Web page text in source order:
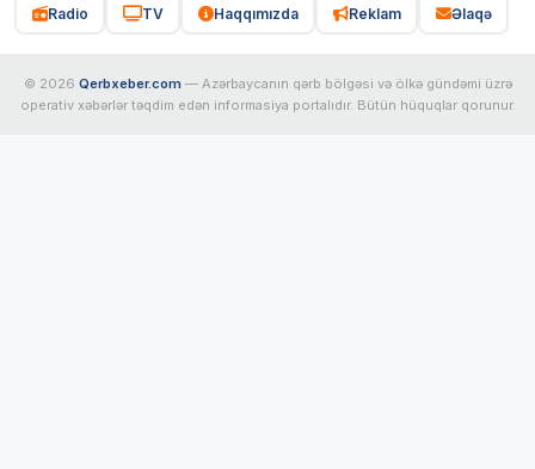
Radio TV Haqqımızda Reklam Əlaqə
© 2026 Qerbxeber.com — Azərbaycanın qərb bölgəsi və ölkə gündəmi üzrə
operativ xəbərlər təqdim edən informasiya portalıdır. Bütün hüquqlar qorunur.